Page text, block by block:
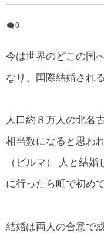
0
今は世界のどこの国
なり、国際結婚され
人口約８万人の北名
相当数になると思わ
（ビルマ） 人と結
に行ったら町で初め
結婚は両人の合意で
北名古屋市国際交流協会につい
所在地・お問合せ先
北名古屋市国際交流協会 会報